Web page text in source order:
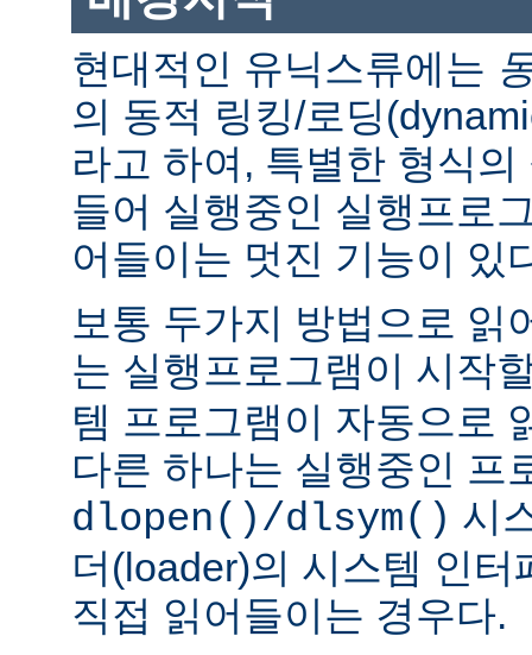
현대적인 유닉스류에는
의 동적 링킹/로딩
라고 하여, 특별한 형식
들어 실행중인 실행프로
어들이는 멋진 기능이 있
보통 두가지 방법으로 읽
는 실행프로그램이 시작
템 프로그램이 자동으로
다른 하나는 실행중인 프
dlopen()/dlsym() 시
더(loader)의 시스템 인
직접 읽어들이는 경우다.